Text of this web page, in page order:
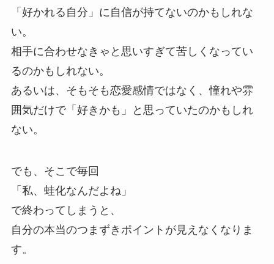
「好かれる自分」に自信が持てないのかもしれな
い。
相手に合わせなきゃと思いすぎて苦しくなってい
るのかもしれない。
あるいは、そもそも恋愛感情ではなく、憧れや雰
囲気だけで「好きかも」と思っていたのかもしれ
ない。
でも、そこで毎回
「私、蛙化なんだよね」
で終わってしまうと、
自分の本当のつまずきポイントが見えなくなりま
す。